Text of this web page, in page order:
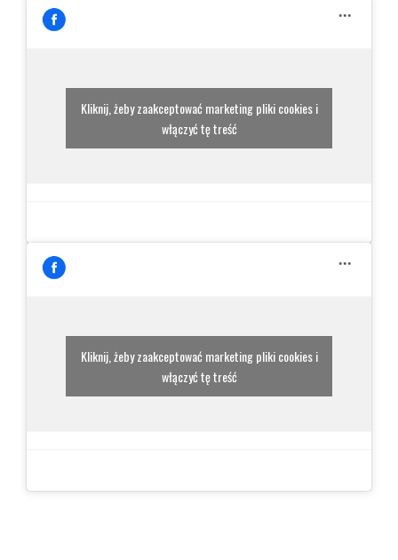
Kliknij, żeby zaakceptować marketing pliki cookies i
włączyć tę treść
Kliknij, żeby zaakceptować marketing pliki cookies i
włączyć tę treść